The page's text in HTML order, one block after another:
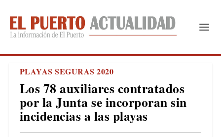
PLAYAS SEGURAS 2020
Los 78 auxiliares contratados
por la Junta se incorporan sin
incidencias a las playas